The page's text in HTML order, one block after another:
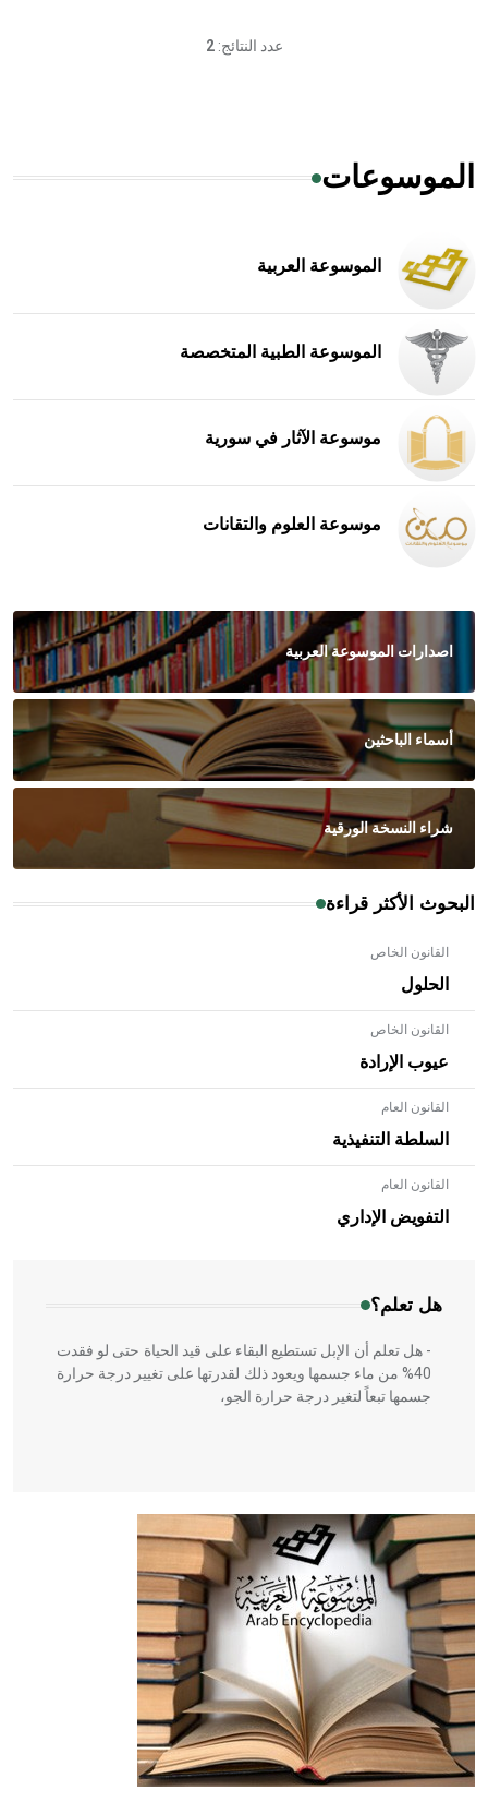
عدد النتائج:2
الموسوعات
الموسوعة العربية
الموسوعة الطبية المتخصصة
موسوعة الآثار في سورية
موسوعة العلوم والتقانات
اصدارات الموسوعة العربية
أسماء الباحثين
شراء النسخة الورقية
البحوث الأكثر قراءة
القانون الخاص
الحلول
القانون الخاص
عيوب الإرادة
القانون العام
السلطة التنفيذية
القانون العام
التفويض الإداري
هل تعلم؟
- هل تعلم أن الأبلق نوع من الفنون الهندسية التي ارتبطت
بالعمارة الإسلامية في بلاد الشام ومصر خاصة، حيث يحرص
المعمار على بناء مداميكه وخاصة في الواجهات
- هل تعلم أن الإبل تستطيع البقاء على قيد الحياة حتى لو فقدت
40% من ماء جسمها ويعود ذلك لقدرتها على تغيير درجة حرارة
جسمها تبعاً لتغير درجة حرارة الجو،
- هل تعلم أن أبقراط كتب في الطب أربعة مؤلفات هي:
الحكم، الأدلة، تنظيم التغذية، ورسالته في جروح الرأس. ويعود
له الفضل بأنه حرر الطب من الدين والفلسفة.
- هل تعلم أن المرجان إفراز حيواني يتكون في البحر ويتركب
من مادة كربونات الكلسيوم، وهو أحمر أو شديد الحمرة وهو
أجود أنواعه، ويمتاز بكبر الحجم ويسمى الش